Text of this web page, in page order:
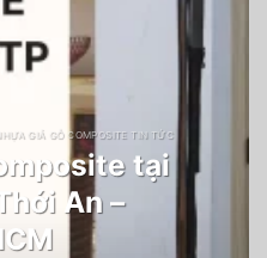
GIẢ GỖ COMPOSITE TIN TỨC
tại
An –